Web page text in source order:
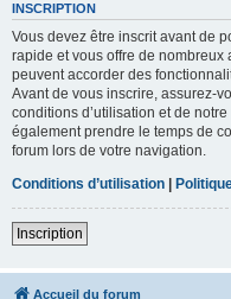
INSCRIPTION
Vous devez être inscrit avant de
rapide et vous offre de
peuvent accorder des
Avant de vous inscrire, assurez-
conditions d’utilisation et de
également prendre le temps de
forum lors de votre navigation.
Conditions d’utilisation |
Inscription
Accueil du forum